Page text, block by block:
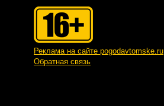
Реклама на сайте pogodavtomske.ru
Обратная связь